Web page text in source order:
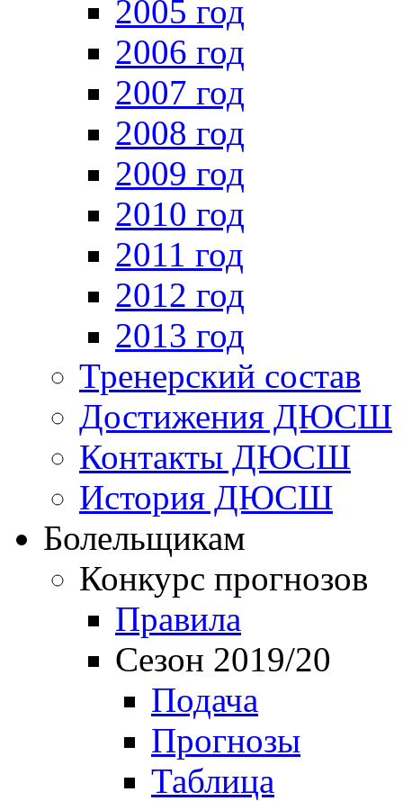
2005 год
2006 год
2007 год
2008 год
2009 год
2010 год
2011 год
2012 год
2013 год
Тренерский состав
Достижения ДЮСШ
Контакты ДЮСШ
История ДЮСШ
Болельщикам
Конкурс прогнозов
Правила
Сезон 2019/20
Подача
Прогнозы
Таблица